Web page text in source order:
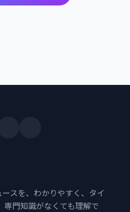
スを、わかりやすく、タイ
専門知識がなくても理解で